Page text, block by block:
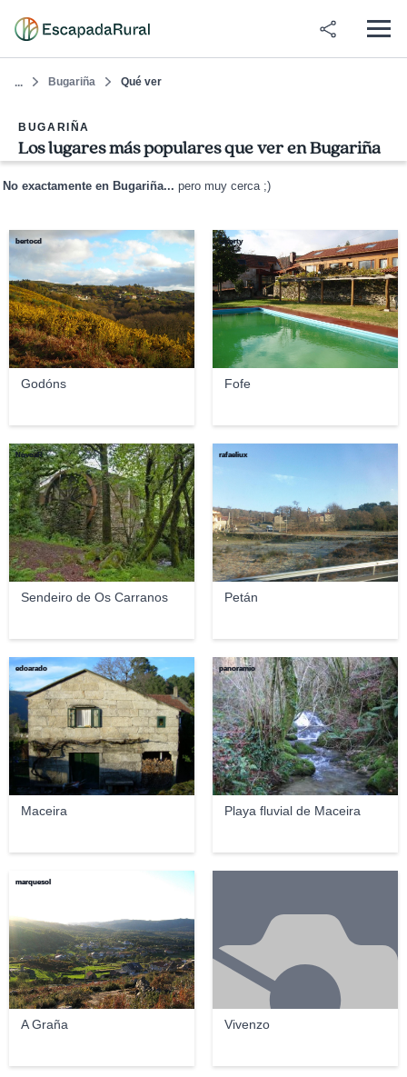
... Bugariña Qué ver
BUGARIÑA
Los lugares más populares que ver en Bugariña
No exactamente en Bugariña... pero muy cerca ;)
Godóns
bertocd
Fofe
Elcorty
Sendeiro de Os Carranos
NovoaR
Petán
rafaeliux
Maceira
edoarado
Playa fluvial de Maceira
panoramio
A Graña
marquesol
Vivenzo